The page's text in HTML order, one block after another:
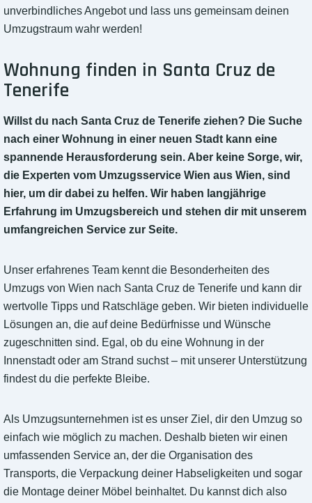
unverbindliches Angebot und lass uns gemeinsam deinen
Umzugstraum wahr werden!
Wohnung finden in Santa Cruz de
Tenerife
Willst du nach Santa Cruz de Tenerife ziehen? Die Suche
nach einer Wohnung in einer neuen Stadt kann eine
spannende Herausforderung sein. Aber keine Sorge, wir,
die Experten vom Umzugsservice Wien aus Wien, sind
hier, um dir dabei zu helfen. Wir haben langjährige
Erfahrung im Umzugsbereich und stehen dir mit unserem
umfangreichen Service zur Seite.
Unser erfahrenes Team kennt die Besonderheiten des
Umzugs von Wien nach Santa Cruz de Tenerife und kann dir
wertvolle Tipps und Ratschläge geben. Wir bieten individuelle
Lösungen an, die auf deine Bedürfnisse und Wünsche
zugeschnitten sind. Egal, ob du eine Wohnung in der
Innenstadt oder am Strand suchst – mit unserer Unterstützung
findest du die perfekte Bleibe.
Als Umzugsunternehmen ist es unser Ziel, dir den Umzug so
einfach wie möglich zu machen. Deshalb bieten wir einen
umfassenden Service an, der die Organisation des
Transports, die Verpackung deiner Habseligkeiten und sogar
die Montage deiner Möbel beinhaltet. Du kannst dich also